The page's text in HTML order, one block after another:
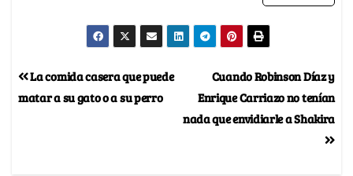
Cuando Robinson Díaz y
Enrique Carriazo no tenían
nada que envidiarle a Shakira
La comida casera que puede
matar a su gato o a su perro